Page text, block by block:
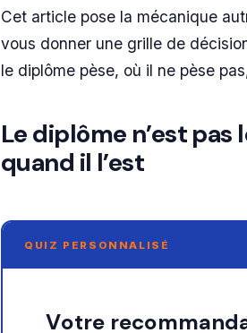
Cet article pose la mécanique
vous donner une grille de
le diplôme pèse, où il ne pèse
Le diplôme n’est
quand il l’est
QUIZ PERSONNALISÉ
Votre recommandation sur devenir entrepreneur